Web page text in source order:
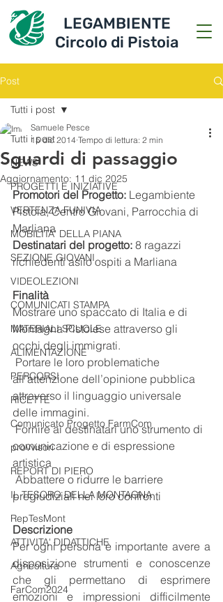
LEGAMBIENTE
Circolo di Pistoia
Post
Tutti i post
NEWS
PROGETTI E INIZIATIVE
VERTENZA FUNIVIA
MOBILITA' DELLA PIANA
SEZIONE GIOVANI
VIDEOLEZIONI
COMUNICATI STAMPA
MATERIALI SCUOLE
ALIMENTAZIONE
PERCORSI
RICETTE
Comunicato Progetto FarmCom
provvisori
REPORT DI PIERO
IL TESORO DELLA MONTAGNA
RepTesMont
ATTIVITA' DIDATTICHE
Agricoltura
FarCom2024
Tutti i post
Sguardi di passaggio
Samuele Pesce
15 dic 2014 Tempo di lettura: 2 min
Aggiornamento: 11 dic 2025
Promotori del Progetto: Legambiente
Pistoia, Centro Giovani, Parrocchia di
Marliana
Destinatari del progetto: 8 ragazzi
richiedenti asilo ospiti a Marliana
Finalità
Mostrare uno spaccato di Italia e di
Montagna Pistoiese attraverso gli
occhi degli immigrati.
all’attenzione dell’opinione pubblica
attraverso il linguaggio universale
delle immagini.
Fornire ai destinatari uno strumento di
comunicazione e di espressione
artistica
pregiudiziali nei loro confronti
Descrizione
Per ogni persona è importante avere a
disposizione strumenti e conoscenze
che gli permettano di esprimere
emozioni e impressioni difficilmente